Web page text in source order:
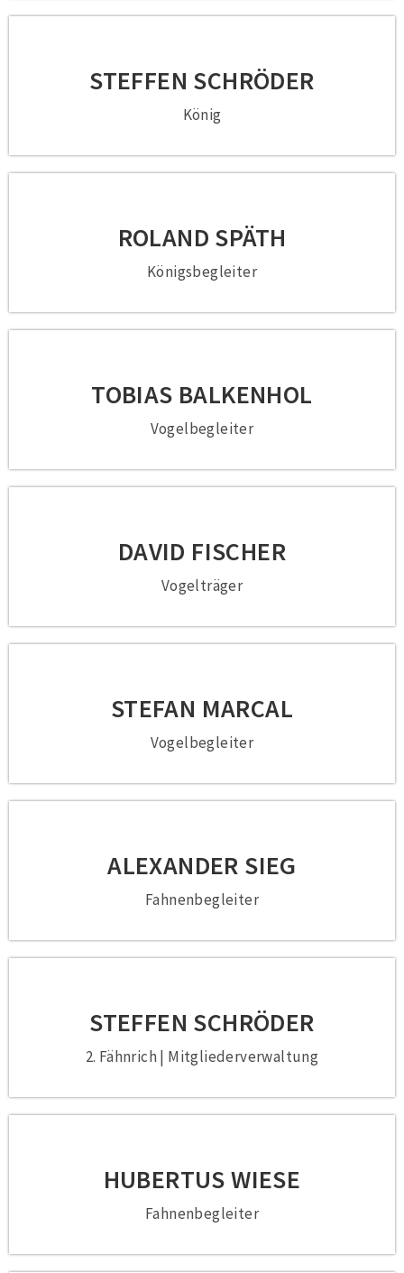
STEFFEN SCHRÖDER
König
ROLAND SPÄTH
Königsbegleiter
TOBIAS BALKENHOL
Vogelbegleiter
DAVID FISCHER
Vogelträger
STEFAN MARCAL
Vogelbegleiter
ALEXANDER SIEG
Fahnenbegleiter
STEFFEN SCHRÖDER
2. Fähnrich | Mitgliederverwaltung
HUBERTUS WIESE
Fahnenbegleiter